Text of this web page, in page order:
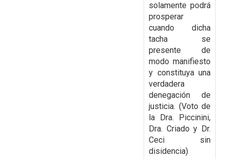
solamente podrá
prosperar
cuando dicha
tacha se
presente de
modo manifiesto
y constituya una
verdadera
denegación de
justicia. (Voto de
la Dra. Piccinini,
Dra. Criado y Dr.
Ceci sin
disidencia)